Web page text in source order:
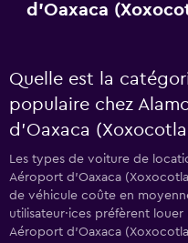
d'Oaxaca
Quelle est la
populaire chez
d'Oaxaca
Les types de voiture de
Aéroport d'Oaxaca
de véhicule coûte en
utilisateur·ices préfèrent
Aéroport d'Oaxaca